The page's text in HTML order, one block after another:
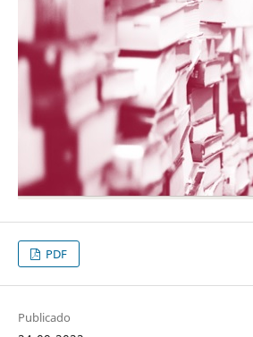
PDF
Publicado